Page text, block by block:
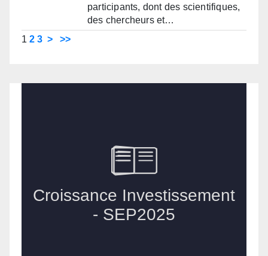
participants, dont des scientifiques,
des chercheurs et…
1 2 3 > >>